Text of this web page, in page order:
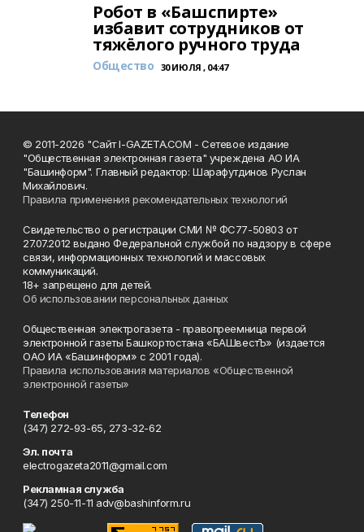
Робот в «Башспирте»
избавит сотрудников от
тяжёлого ручного труда
Общество 30 ИЮЛЯ , 04:47
© 2011-2026 "Сайт I-GAZETA.COM - Сетевое издание
"Общественная электронная газета" учреждена АО ИА
"Башинформ". Главный редактор: Шарафутдинов Руслан
Михайлович.
Правила применения рекомендательных технологий
Свидетельство о регистрации СМИ № ФС77-50803 от
27.07.2012 выдано Федеральной службой по надзору в сфере
связи, информационных технологий и массовых
коммуникаций.
18+ запрещено для детей.
Об использовании персональных данных
Общественная электрогазета - правопреемница первой
электронной газеты Башкортостана «БАШвестЪ» (издается
ОАО ИА «Башинформ» с 2001 года).
Правила использования материалов «Общественной
электронной газеты»
Телефон
(347) 272-93-65, 273-32-62
Эл. почта
electrogazeta2011@gmail.com
Рекламная служба
(347) 250-11-11 adv@bashinform.ru